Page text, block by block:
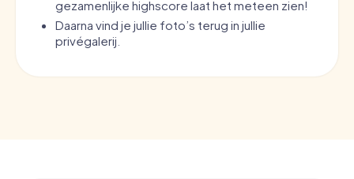
gezamenlijke highscore laat het meteen zien!
Daarna vind je jullie foto’s terug in jullie
privégalerij.